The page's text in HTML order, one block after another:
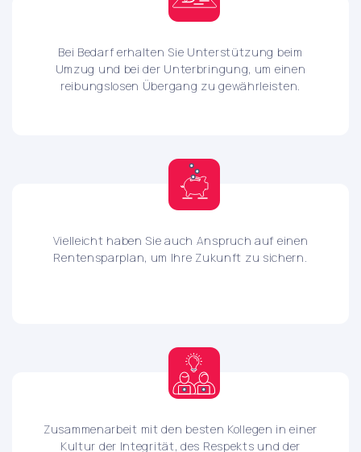
Bei Bedarf erhalten Sie Unterstützung beim
Umzug und bei der Unterbringung, um einen
reibungslosen Übergang zu gewährleisten.
Vielleicht haben Sie auch Anspruch auf einen
Rentensparplan, um Ihre Zukunft zu sichern.
Zusammenarbeit mit den besten Kollegen in einer
Kultur der Integrität, des Respekts und der